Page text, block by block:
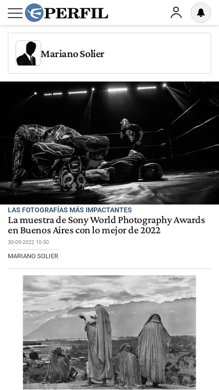
Mariano Solier
LAS FOTOGRAFÍAS MÁS IMPACTANTES
La muestra de Sony World Photography Awards
en Buenos Aires con lo mejor de 2022
30-09-2022 10:50
MARIANO SOLIER